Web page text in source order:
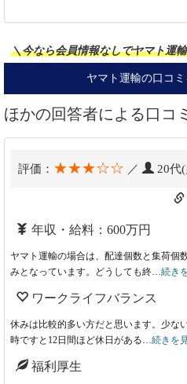
＼今なら会員情報なしでヤマト運
ヤマト運輸の口コ
ほかの回答者による口コ
評価： ★★★☆☆ ／ 20代
年収・給料：600万円
ヤマト運輸の場合は、配達個数と集荷個
みとなっています。どうしても終… 続き
ワークライフバランス
休みは比較的多い方だと思います。少な
時ですと12日間ほど休日がある… 続きを
福利厚生